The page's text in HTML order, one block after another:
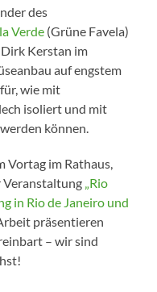
des
Verde (Grüne Favela)
Kerstan im
auf engstem
wie mit
isoliert und mit
können.
Vortag im Rathaus,
Veranstaltung „Rio
in Rio de Janeiro und
präsentieren
– wir sind